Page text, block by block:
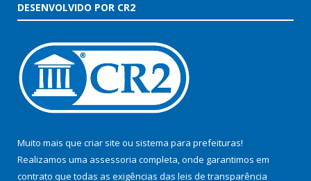
DESENVOLVIDO POR CR2
Muito mais que criar site ou sistema para prefeituras!
Realizamos uma assessoria completa, onde garantimos em
contrato que todas as exigências das leis de transparência